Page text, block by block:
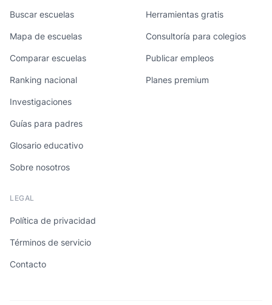
Buscar escuelas
Mapa de escuelas
Comparar escuelas
Ranking nacional
Investigaciones
Guías para padres
Glosario educativo
Sobre nosotros
Herramientas gratis
Consultoría para colegios
Publicar empleos
Planes premium
LEGAL
Política de privacidad
Términos de servicio
Contacto